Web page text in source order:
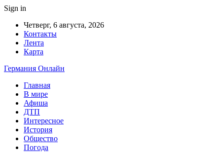
Sign in
Четверг, 6 августа, 2026
Контакты
Лента
Карта
Германия Онлайн
Главная
В мире
Афиша
ДТП
Интересное
История
Общество
Погода